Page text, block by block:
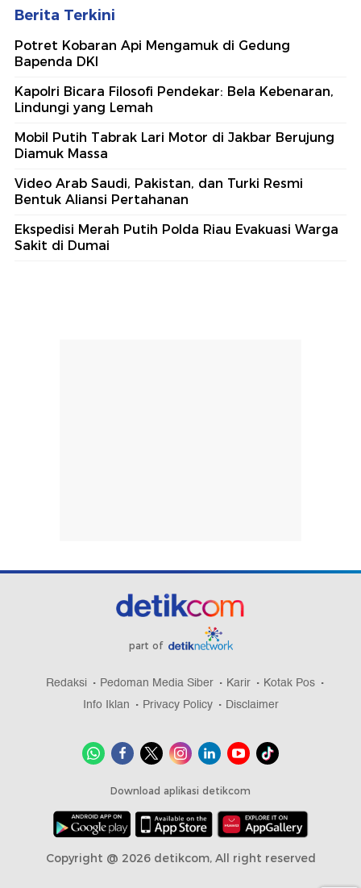
Berita Terkini
Potret Kobaran Api Mengamuk di Gedung
Bapenda DKI
Kapolri Bicara Filosofi Pendekar: Bela Kebenaran,
Lindungi yang Lemah
Mobil Putih Tabrak Lari Motor di Jakbar Berujung
Diamuk Massa
Video Arab Saudi, Pakistan, dan Turki Resmi
Bentuk Aliansi Pertahanan
Ekspedisi Merah Putih Polda Riau Evakuasi Warga
Sakit di Dumai
part of
Redaksi Pedoman Media Siber Karir
Kotak Pos
Info Iklan
Privacy Policy Disclaimer
Download aplikasi detikcom
Copyright @ 2026 detikcom, All right reserved